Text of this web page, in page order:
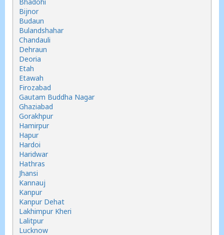
Bijnor
Budaun
Bulandshahar
Chandauli
Dehraun
Deoria
Etah
Etawah
Firozabad
Gautam Buddha Nagar
Ghaziabad
Gorakhpur
Hamirpur
Hapur
Hardoi
Haridwar
Hathras
Jhansi
Kannauj
Kanpur
Kanpur Dehat
Lakhimpur Kheri
Lalitpur
Lucknow